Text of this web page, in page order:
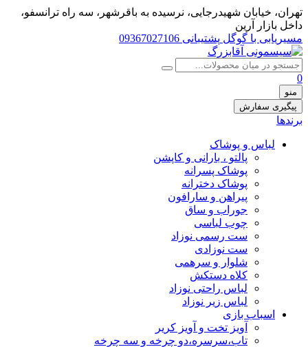
تهران، خيابان شهيدرجايى، نرسیده به باقرشهر، سه راه ترانسفو،
داخل بازار آرین
مسیریابی با گوگل پشتیبانی 09367027106
0
منو
پیگیری سفارش
برندها
لباس و پوشاک
پالتو ، بارانی و کاپشن
پوشاک پسرانه
پوشاک دخترانه
پیراهن و سارافون
جوراب و ساق
چوب لباسی
ست رسمی نوزاد
ست نوزادی
شلوار و سرهمی
کلاه دستکش
لباس راحتی نوزاد
لباس زیر نوزاد
اسباب بازی
آویز تخت و آویز کریر
تاب،سرسره،دو چرخه و سه چرخه